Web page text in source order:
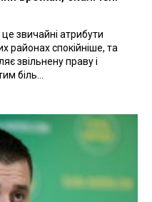
звичайні атрибути
районах спокійніше, та
звільнену праву і
біль...